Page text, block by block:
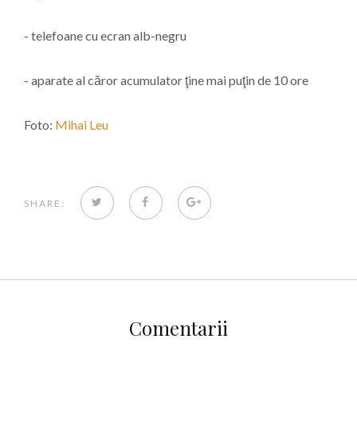
- telefoane cu ecran alb-negru
- aparate al căror acumulator ţine mai puţin de 10 ore
Foto: Mihai Leu
SHARE: TWITTERFACEBOOKGOOGLE+
Comentarii